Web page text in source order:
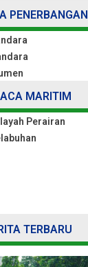
PENERBANGAN
MARITIM
Perairan
TERBARU